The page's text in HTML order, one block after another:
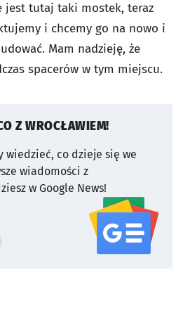
jest tutaj taki mostek, teraz
i chcemy go na nowo i
Mam nadzieję, że
spacerów w tym miejscu.
Z WROCŁAWIEM!
wiedzieć, co dzieje się we
wiadomości z
w Google News!
serwisu